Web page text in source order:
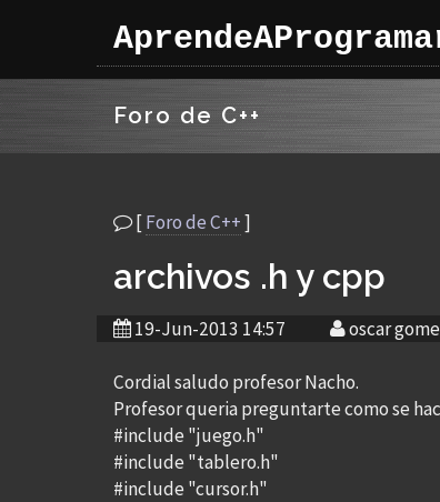
Foro de C++
[Foro de C++]
archivos .h y cpp
19-Jun-2013 14:57 oscar
Cordial saludo profesor Nacho.
Profesor queria preguntarte como se
#include "juego.h"
#include "tablero.h"
#include "cursor.h"